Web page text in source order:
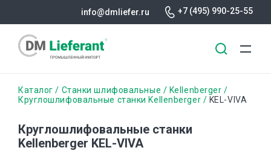
содержанию
info@dmliefer.ru +7 (495) 990-25-55
Строка
Каталог Станки шлифовальные
Kellenberger
Круглошлифовальные станки Kellenberger
KEL-VIVA
Круглошлифовальные станки
Kellenberger KEL-VIVA